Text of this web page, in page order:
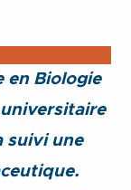
en Biologie
suivi une